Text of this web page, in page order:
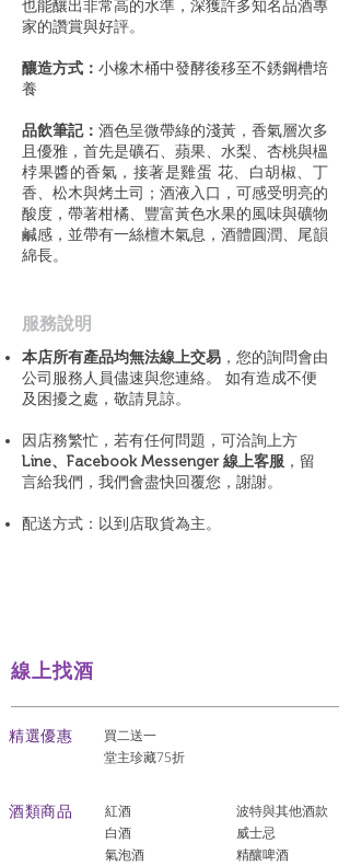
也能釀出非常高的水準，深獲許多知名品酒專
家的讚賞與好評。
釀造方式： 小橡木桶中發酵後移至不銹鋼槽培
養
品飲筆記： 酒色呈微帶綠的淺黃，香氣層次多
且優雅，首先是礦石、蘋果、水梨、杏桃與榲
桲果醬的香氣，接著是雞蛋 花、白胡椒、丁
香、松木與烤土司；酒液入口，可感受明亮的
酸度，帶著柑橘、豐富黃色水果的風味與礦物
鹹感，並帶有一絲檀木氣息，酒體圓潤、尾韻
綿長。
​服務說明
本店所有產品均無法線上交易 ，您的詢問會由
公司服務人員儘速與您連絡。 如有造成不便
及困擾之處，敬請見諒。
因店務繁忙，若有任何問題，可洽詢上方
Line、Facebook Messenger 線上客服 ，留
言給我們，我們會盡快回覆您，謝謝。
配送方式：以到店取貨為主。
線上找酒
​精選優惠
買二送一
堂主珍藏75折
酒類商品
紅酒
白酒
氣泡酒
波特與其他酒款
威士忌
精釀啤酒